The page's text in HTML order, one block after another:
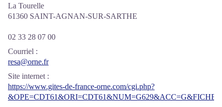
La Tourelle
61360 SAINT-AGNAN-SUR-SARTHE
02 33 28 07 00
Courriel :
resa@orne.fr
Site internet :
https://www.gites-de-france-orne.com/cgi.php?